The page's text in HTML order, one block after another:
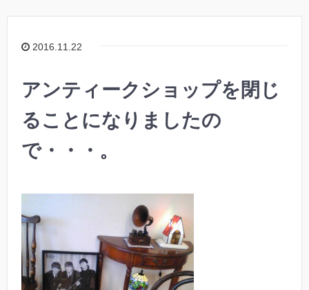
2016.11.22
アンティークショップを閉じ
ることになりましたの
で・・・。